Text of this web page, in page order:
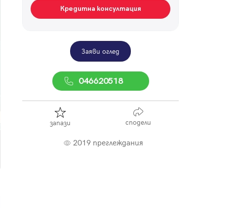
Кредитна консултация
Заяви оглед
046620518
запази сподели
2019 преглеждания